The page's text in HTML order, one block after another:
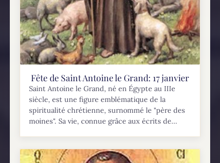
Fête de Saint Antoine le Grand: 17 janvier
Saint Antoine le Grand, né en Égypte au IIIe
siècle, est une figure emblématique de la
spiritualité chrétienne, surnommé le "père des
moines"​​. Sa vie, connue grâce aux écrits de...